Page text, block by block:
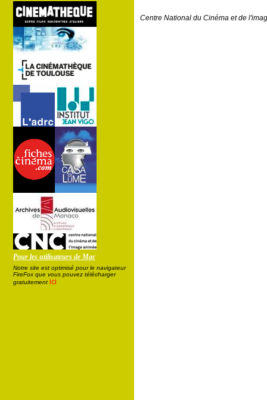
Pour les utilisateurs de Mac
Notre site est optimisé pour le navigateur
FireFox que vous pouvez télécharger
gratuitement ici
Centre National du Cinéma et de